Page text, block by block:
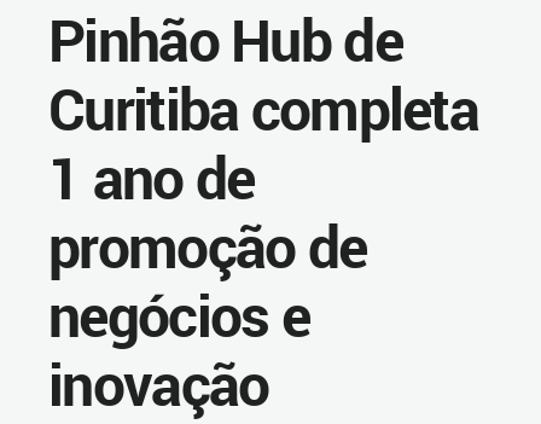
Pinhão Hub de
Curitiba completa
1 ano de
promoção de
negócios e
inovação